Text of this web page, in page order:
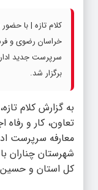
کلام تازه | با
خراسان رضوی و
سرپرست جدید
برگزار شد.
به گزارش کلام تازه
تعاون، کار و
معارفه سرپرست
شهرستان چناران
کل استان و حسین